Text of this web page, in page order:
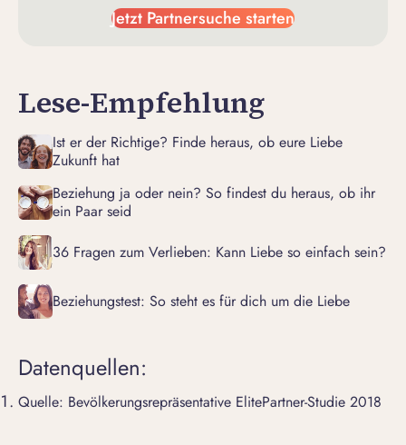
Jetzt Partnersuche starten
Lese-Empfehlung
Ist er der Richtige? Finde heraus, ob eure Liebe
Zukunft hat
Beziehung ja oder nein? So findest du heraus, ob ihr
ein Paar seid
36 Fragen zum Verlieben: Kann Liebe so einfach sein?
Beziehungstest: So steht es für dich um die Liebe
Datenquellen:
Quelle: Bevölkerungsrepräsentative ElitePartner-Studie 2018